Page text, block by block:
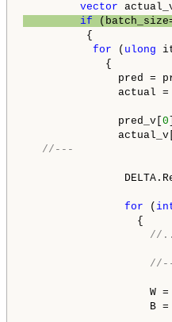
vector
if
{
for ( ulong
{
pred =
actual =
pred_v[ 0
actual_v[
//---
for (
{
//
//--
W =
B =